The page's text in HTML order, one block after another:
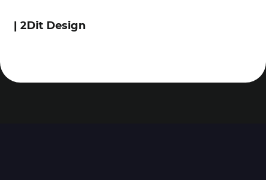
| 2Dit Design